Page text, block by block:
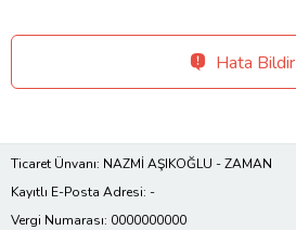
Hata Bildir
Ticaret Ünvanı: NAZMİ AŞIKOĞLU - ZAMAN
Kayıtlı E-Posta Adresi: -
Vergi Numarası: 0000000000